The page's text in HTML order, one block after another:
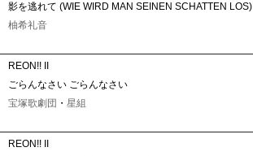
影を逃れて (WIE WIRD MAN SEINEN SCHATTEN LOS)
柚希礼音
REON!! II
ごらんなさい ごらんなさい
宝塚歌劇団 ・ 星組
REON!! II